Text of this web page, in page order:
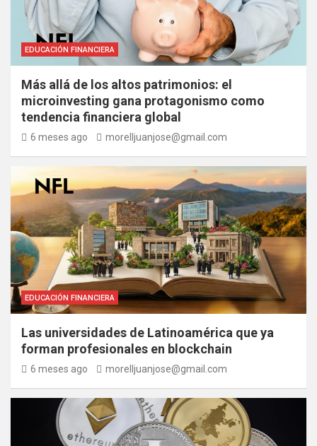
EDUCACIÓN FINANCIERA
Más allá de los altos patrimonios: el
microinvesting gana protagonismo como
tendencia financiera global
6 meses ago morelljuanjose@gmail.com
EDUCACIÓN FINANCIERA
Las universidades de Latinoamérica que ya
forman profesionales en blockchain
6 meses ago morelljuanjose@gmail.com